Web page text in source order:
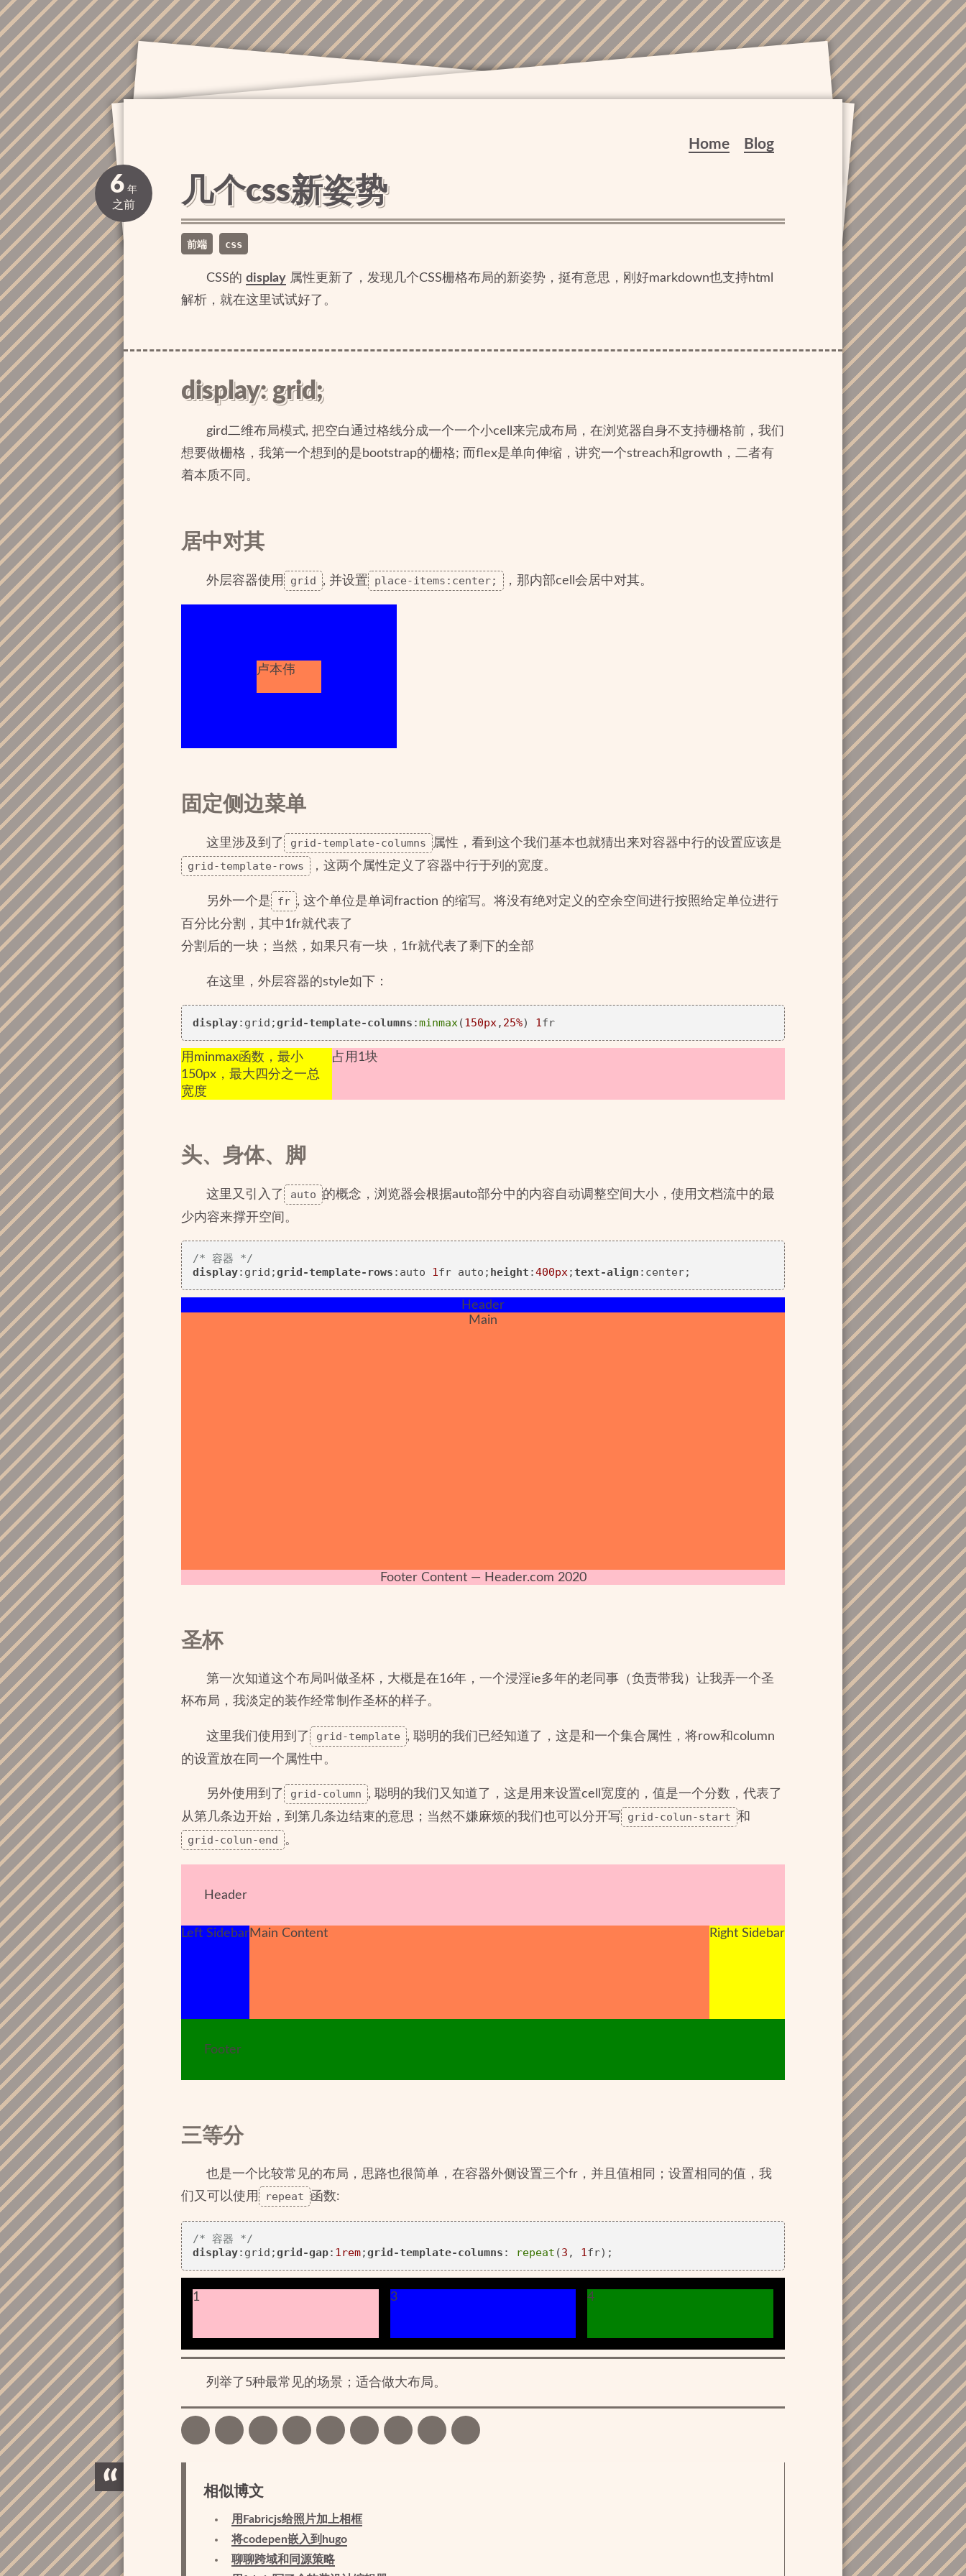
Home Blog
6 年
之前 几个css新姿势
前端 css
CSS的display 属性更新了，发现几个CSS栅格布局的新姿势，挺有意思，刚好markdown也支持html
解析，就在这里试试好了。
display: grid;
gird二维布局模式, 把空白通过格线分成一个一个小cell来完成布局，在浏览器自身不支持栅格前，我们
想要做栅格，我第一个想到的是bootstrap的栅格; 而flex是单向伸缩，讲究一个streach和growth，二者有
着本质不同。
居中对其
外层容器使用 grid , 并设置 place-items:center; ，那内部cell会居中对其。
卢本伟
固定侧边菜单
这里涉及到了 grid-template-columns 属性，看到这个我们基本也就猜出来对容器中行的设置应该是
grid-template-rows ，这两个属性定义了容器中行于列的宽度。
另外一个是 fr , 这个单位是单词fraction 的缩写。将没有绝对定义的空余空间进行按照给定单位进行
百分比分割，其中1fr就代表了
分割后的一块；当然，如果只有一块，1fr就代表了剩下的全部
在这里，外层容器的style如下：
display:grid;grid-template-columns :minmax(150px, 25%) 1 fr
用minmax函数，最小
150px，最大四分之一总
宽度
占用1块
头、身体、脚
这里又引入了 auto
的概念，浏览器会根据auto部分中的内容自动调整空间大小，使用文档流中的最
少内容来撑开空间。
/* 容器 */
display:grid;grid-template-rows :auto 1fr auto; height :400px;text-align
Header
Main
Footer Content — Header.com 2020
圣杯
第一次知道这个布局叫做圣杯，大概是在16年，一个浸淫ie多年的老同事（负责带我）让我弄一个圣
杯布局，我淡定的装作经常制作圣杯的样子。
这里我们使用到了 grid-template
, 聪明的我们已经知道了，这是和一个集合属性，将row和column
的设置放在同一个属性中。
另外使用到了 grid-column
, 聪明的我们又知道了，这是用来设置cell宽度的，值是一个分数，代表了
从第几条边开始，到第几条边结束的意思；当然不嫌麻烦的我们也可以分开写
grid-colun-start 和
grid-colun-end 。
Header
Left SidebarMain Content Right Sidebar
Footer
三等分
也是一个比较常见的布局，思路也很简单，在容器外侧设置三个fr，并且值相同；设置相同的值，我
们又可以使用
repeat 函数:
/* 容器 */
display:grid;grid-gap: 1rem;grid-template-columns : repeat (3 , 1
1 3 4
列举了5种最常见的场景；适合做大布局。
相似博文
用Fabricjs给照片加上相框
将codepen嵌入到hugo
聊聊跨域和同源策略